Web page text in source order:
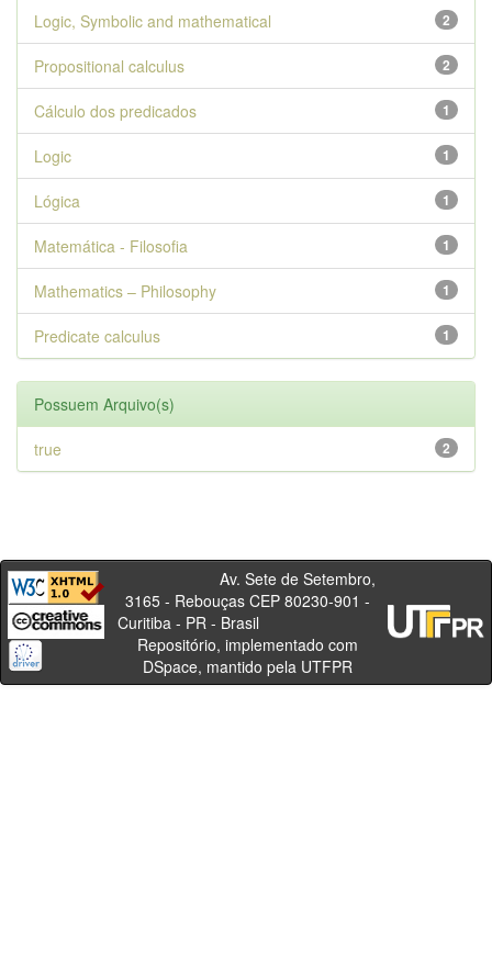
2
Logic, Symbolic and mathematical
2
Propositional calculus
1
Cálculo dos predicados
1
Logic
1
Lógica
1
Matemática - Filosofia
1
Mathematics – Philosophy
1
Predicate calculus
Possuem Arquivo(s)
2
true
Av. Sete de Setembro,
3165 - Rebouças CEP 80230-901 -
Curitiba - PR - Brasil
Repositório, implementado com
DSpace, mantido pela UTFPR